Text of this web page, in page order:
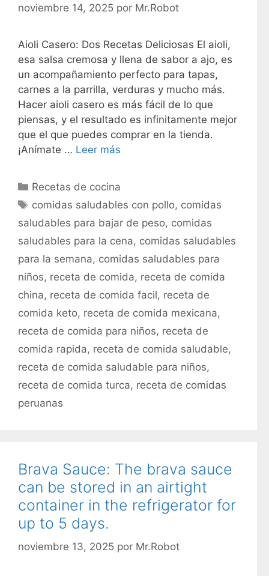
noviembre 14, 2025 por Mr.Robot
Aioli Casero: Dos Recetas Deliciosas El aioli,
esa salsa cremosa y llena de sabor a ajo, es
un acompañamiento perfecto para tapas,
carnes a la parrilla, verduras y mucho más.
Hacer aioli casero es más fácil de lo que
piensas, y el resultado es infinitamente mejor
que el que puedes comprar en la tienda.
¡Anímate … Leer más
C
a
e
g
o
r
í
s
Recetas de cocina
E
t
q
u
e
t
a
comidas saludables con pollo, comidas
saludables para bajar de peso, comidas
saludables para la cena, comidas saludables
para la semana, comidas saludables para
niños, receta de comida, receta de comida
china, receta de comida facil, receta de
comida keto, receta de comida mexicana,
receta de comida para niños, receta de
comida rapida, receta de comida saludable,
receta de comida saludable para niños,
receta de comida turca, receta de comidas
peruanas
Brava Sauce: The brava sauce
can be stored in an airtight
container in the refrigerator for
up to 5 days.
noviembre 13, 2025 por Mr.Robot